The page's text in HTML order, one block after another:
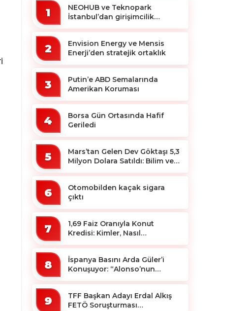
1
NEOHUB ve Teknopark
İstanbul’dan girişimcilik
2
Envision Energy ve Mensis
Enerji’den stratejik ortaklık
3
Putin’e ABD Semalarında
Amerikan Koruması
4
Borsa Gün Ortasında Hafif
Geriledi
5
Mars’tan Gelen Dev Göktaşı 5,3
Milyon Dolara Satıldı: Bilim ve
6
Otomobilden kaçak sigara
çıktı
7
1,69 Faiz Oranıyla Konut
Kredisi: Kimler, Nasıl
8
İspanya Basını Arda Güler’i
Konuşuyor: “Alonso’nun
9
TFF Başkan Adayı Erdal Alkış
FETÖ Soruşturması